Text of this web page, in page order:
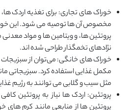
خوراک های تجاری: برای تغذیه اردک‌
مخصوص آن‌ ها توصیه می ‌شود. این
پروتئین ‌ها، و ویتامین ‌ها و مواد معدنی
نژادهای تخمگذار طراحی شده ‌اند.
خوراک های خانگی: می‌توان از سبزیجات
مکمل غذایی استفاده کرد. سبزیجاتی
مثل سیب و گلابی می ‌توانند به رژیم
پروتئین: اردک ‌ها نیاز به پروتئین
پروتئین ‌ها از منابعی مانند کرم‌